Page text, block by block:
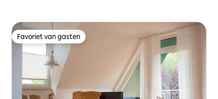
Favoriet van gasten
Favoriet van gasten